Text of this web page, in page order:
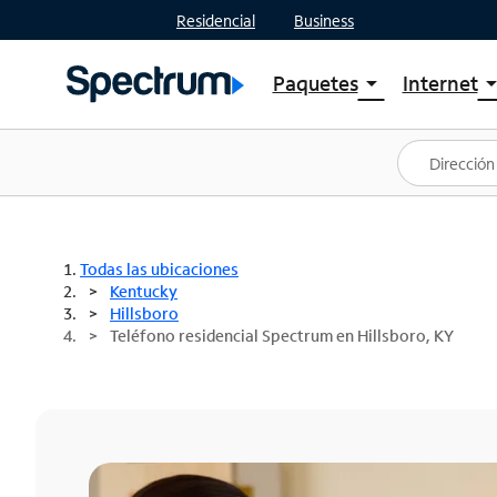
Residencial Business
Paquetesarrow_drop_down
Ver paquetes
Spectrum One
Mejores ofertas
Internetarrow_drop_down
Planes
Todas las ubicaciones
Kentucky
Hillsboro
Teléfono residencial Spectrum en Hillsboro, KY